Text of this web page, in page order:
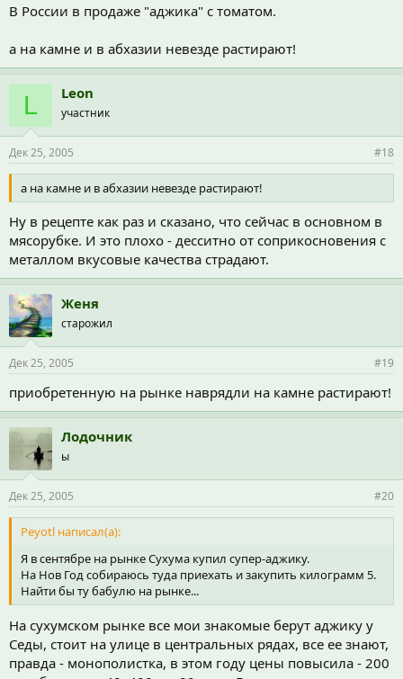
В России в продаже "аджика" с томатом.
а на камне и в абхазии невезде растирают!
L Leon
участник
Дек 25, 2005 #18
а на камне и в абхазии невезде растирают!
Ну в рецепте как раз и сказано, что сейчас в основном в
мясорубке. И это плохо - десситно от соприкосновения с
металлом вкусовые качества страдают.
Женя
старожил
Дек 25, 2005 #19
приобретенную на рынке наврядли на камне растирают!
Лодочник
ы
Дек 25, 2005 #20
Peyotl написал(а):
Я в сентябре на рынке Сухума купил супер-аджику.
На Нов Год собираюсь туда приехать и закупить килограмм 5.
Найти бы ту бабулю на рынке...
На сухумском рынке все мои знакомые берут аджику у
Седы, стоит на улице в центральных рядах, все ее знают,
правда - монополистка, в этом году цены повысила - 200